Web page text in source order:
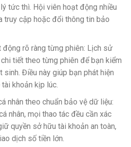
tức thì. Hội viên hoạt động nhiều
truy cập hoặc đổi thông tin bảo
động rõ ràng từng phiên: Lịch sử
tiết theo từng phiên để bạn kiểm
sinh. Điều này giúp bạn phát hiện
khoản kịp lúc.
nhân theo chuẩn bảo vệ dữ liệu:
nhân, mọi thao tác đều cần xác
quyền sở hữu tài khoản an toàn,
dịch số tiền lớn.